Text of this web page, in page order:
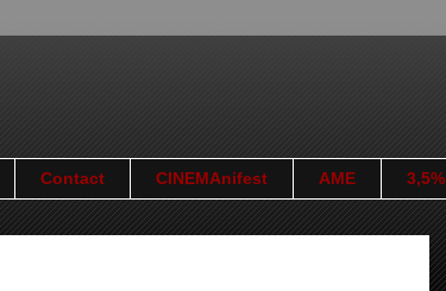
Contact CINEMAnifest AME 3,5%